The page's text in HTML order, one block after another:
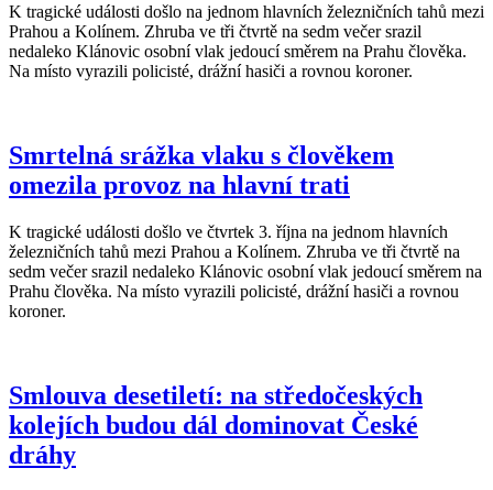
K tragické události došlo na jednom hlavních železničních tahů mezi
Prahou a Kolínem. Zhruba ve tři čtvrtě na sedm večer srazil
nedaleko Klánovic osobní vlak jedoucí směrem na Prahu člověka.
Na místo vyrazili policisté, drážní hasiči a rovnou koroner.
Smrtelná srážka vlaku s člověkem
omezila provoz na hlavní trati
K tragické události došlo ve čtvrtek 3. října na jednom hlavních
železničních tahů mezi Prahou a Kolínem. Zhruba ve tři čtvrtě na
sedm večer srazil nedaleko Klánovic osobní vlak jedoucí směrem na
Prahu člověka. Na místo vyrazili policisté, drážní hasiči a rovnou
koroner.
Smlouva desetiletí: na středočeských
kolejích budou dál dominovat České
dráhy